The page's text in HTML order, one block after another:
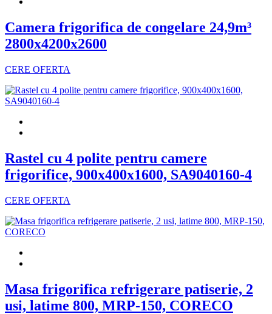
Camera frigorifica de congelare 24,9m³
2800x4200x2600
CERE OFERTA
Rastel cu 4 polite pentru camere
frigorifice, 900x400x1600, SA9040160-4
CERE OFERTA
Masa frigorifica refrigerare patiserie, 2
usi, latime 800, MRP-150, CORECO